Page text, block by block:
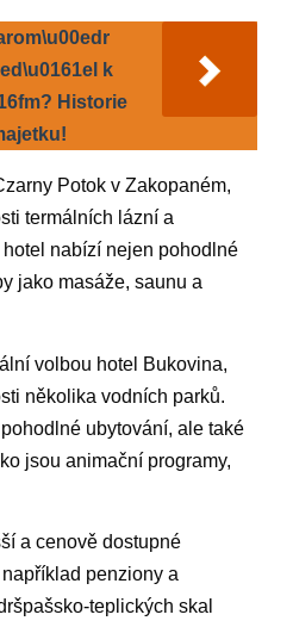
k
Historie
Potok v Zakopaném,
termálních lázní a
hotel nabízí nejen pohodlné
jako masáže, saunu a
volbou hotel Bukovina,
několika vodních parků.
ubytování, ale také
jsou animační programy,
a cenově dostupné
penziony a
teplických skal